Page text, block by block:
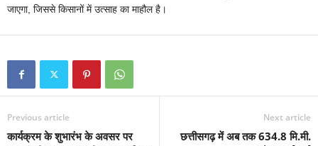
जाएगा, जिससे किसानों में उत्साह का माहौल है।
Previous article
कार्यक्रम के शुभारंभ के अवसर पर
Next article
छत्तीसगढ़ में अब तक 634.8 मि.मी.